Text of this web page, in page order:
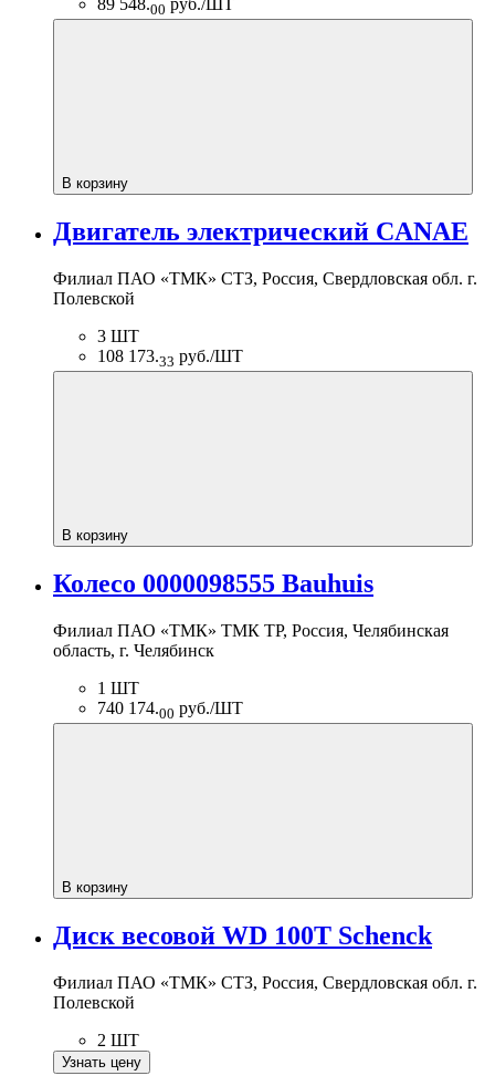
00
В корзину
Двигатель электрический CANAE
Филиал ПАО «ТМК» СТЗ, Россия, Свердловская обл. г.
Полевской
3 ШТ
108 173.33 руб./ШТ
В корзину
Колесо 0000098555 Bauhuis
Филиал ПАО «ТМК» ТМК ТР, Россия, Челябинская
область, г. Челябинск
1 ШТ
740 174.00 руб./ШТ
В корзину
Диск весовой WD 100T Schenck
Филиал ПАО «ТМК» СТЗ, Россия, Свердловская обл. г.
Полевской
2 ШТ
Узнать цену